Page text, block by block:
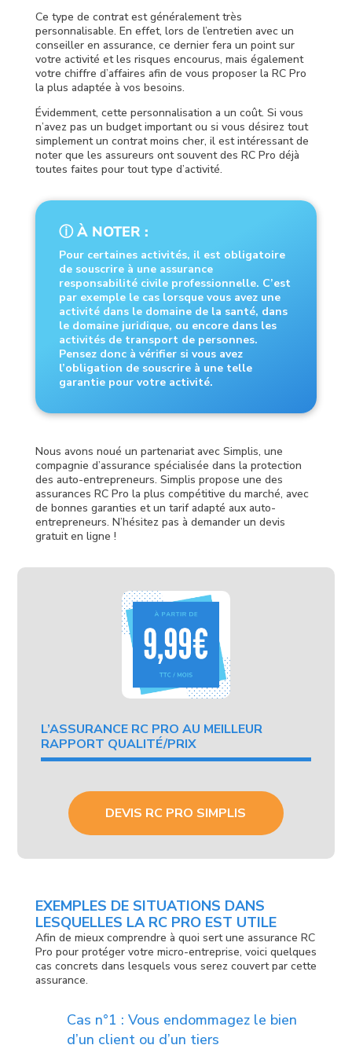
Ce type de contrat est généralement très
personnalisable. En effet, lors de l’entretien avec un
conseiller en assurance, ce dernier fera un point sur
votre activité et les risques encourus, mais également
votre chiffre d’affaires afin de vous proposer la RC Pro
la plus adaptée à vos besoins.
Évidemment, cette personnalisation a un coût. Si vous
n’avez pas un budget important ou si vous désirez tout
simplement un contrat moins cher, il est intéressant de
noter que les assureurs ont souvent des RC Pro déjà
toutes faites pour tout type d’activité.
ⓘ À NOTER :
Pour certaines activités, il est obligatoire
de souscrire à une assurance
responsabilité civile professionnelle. C’est
par exemple le cas lorsque vous avez une
activité dans le domaine de la santé, dans
le domaine juridique, ou encore dans les
activités de transport de personnes.
Pensez donc à vérifier si vous avez
l’obligation de souscrire à une telle
garantie pour votre activité.
Nous avons noué un partenariat avec Simplis, une
compagnie d’assurance spécialisée dans la protection
des auto-entrepreneurs. Simplis propose une des
assurances RC Pro la plus compétitive du marché, avec
de bonnes garanties et un tarif adapté aux auto-
entrepreneurs. N’hésitez pas à demander un devis
gratuit en ligne !
L’ASSURANCE RC PRO AU MEILLEUR
RAPPORT QUALITÉ/PRIX
DEVIS RC PRO SIMPLIS
EXEMPLES DE SITUATIONS DANS
LESQUELLES LA RC PRO EST UTILE
Afin de mieux comprendre à quoi sert une assurance RC
Pro pour protéger votre micro-entreprise, voici quelques
cas concrets dans lesquels vous serez couvert par cette
assurance.
Cas n°1 : Vous endommagez le bien
d’un client ou d’un tiers